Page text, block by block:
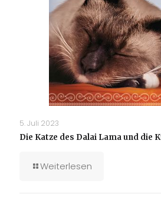
5. Juli 2023
Die Katze des Dalai Lama und die
Weiterlesen